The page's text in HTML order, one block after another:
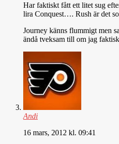
Har faktiskt fått ett litet sug
lira Conquest…. Rush är det
Journey känns flummigt men
ändå tveksam till om jag
Andi
16 mars, 2012 kl. 09:41